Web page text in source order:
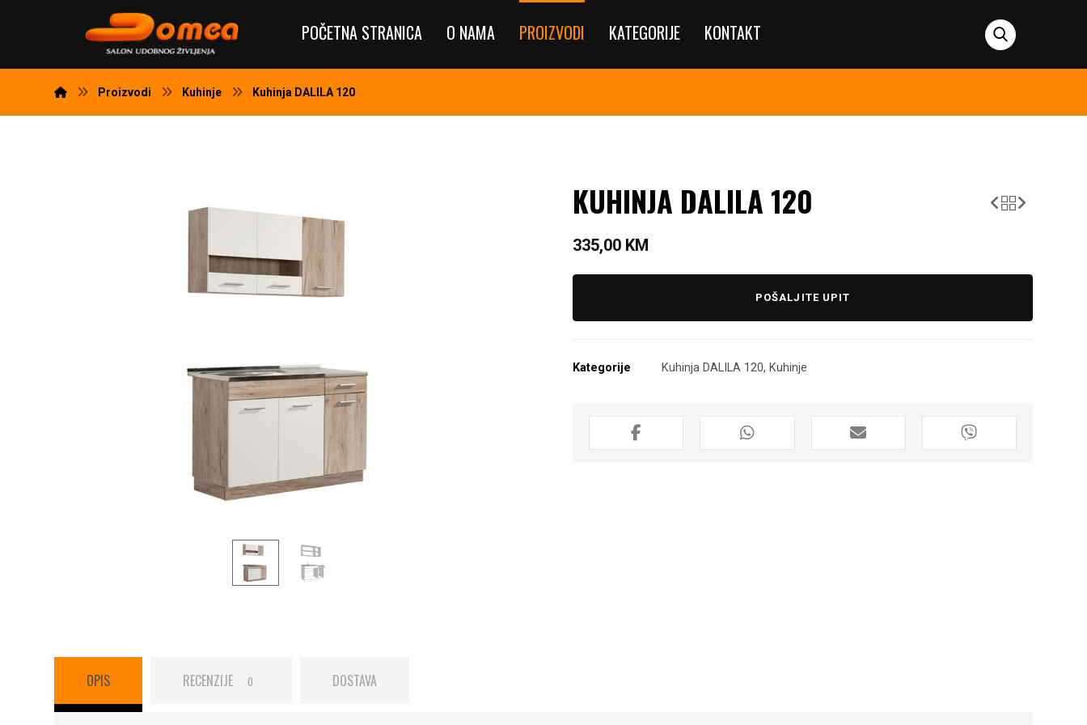
POČETNA STRANICA O NAMA PROIZVODI KATEGORIJE KONTAKT
Proizvodi Kuhinje Kuhinja DALILA 120
KUHINJA DALILA 120
335,00 KM
POŠALJITE UPIT
Kategorije Kuhinja DALILA 120, Kuhinje
OPIS RECENZIJE 0 DOSTAVA